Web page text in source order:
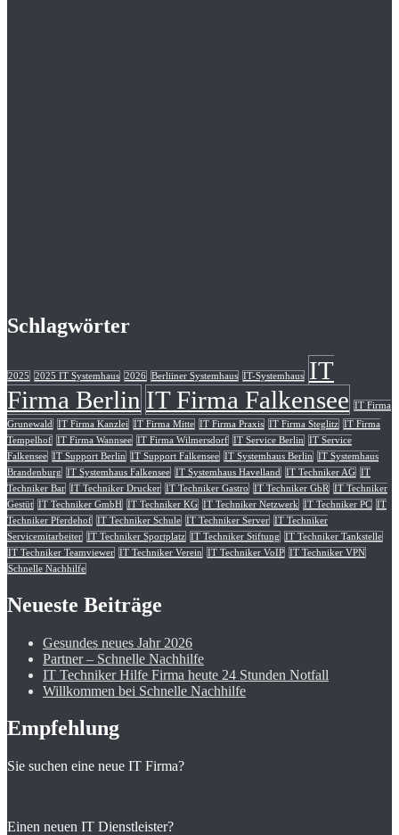
Schlagwörter
2025 2025 IT Systemhaus 2026 Berliiner Systemhaus IT-Systemhaus
IT
Firma Berlin IT Firma Falkensee
IT Firma
Grunewald
IT Firma Kanzlei IT Firma Mitte IT Firma Praxis IT Firma Steglitz IT Firma
Tempelhof IT Firma Wannsee IT Firma Wilmersdorf IT Service Berlin
IT Service
Falkensee IT Support Berlin IT Support Falkensee IT Systemhaus Berlin
IT Systemhaus
Brandenburg
IT Systemhaus Falkensee IT Systemhaus Havelland IT Techniker AG IT
Techniker Bar IT Techniker Drucker IT Techniker Gastro IT Techniker GbR
IT Techniker
Gestüt IT Techniker GmbH IT Techniker KG IT Techniker Netzwerk IT Techniker PC IT
Techniker Pferdehof IT Techniker Schule IT Techniker Server IT Techniker
Servicemitarbeiter IT Techniker Sportplatz IT Techniker Stiftung
IT Techniker Tankstelle
IT Techniker Teamviewer IT Techniker Verein IT Techniker VoIP IT Techniker VPN
Schnelle Nachhilfe
Neueste Beiträge
Gesundes neues Jahr 2026
Partner – Schnelle Nachhilfe
IT Techniker Hilfe Firma heute 24 Stunden Notfall
Willkommen bei Schnelle Nachhilfe
Empfehlung
Sie suchen eine neue IT Firma?
Einen neuen IT Dienstleister?